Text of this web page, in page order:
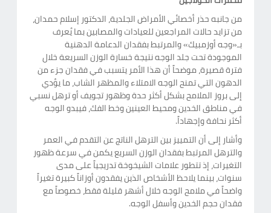
من جانبه حذر أخصائي الأمراض الجلدية، الدكتور إسلام حمدان،
من تزايد حالات المراجعين للعيادات والمصابين بما يُعرف
بـ«وجه أوزمبيك» والمرتبط بفقدان الدعامة الدهنية
الموجودة تحت جلد الوجه نتيجة خسارة الوزن السريعة خلال
فترة قصيرة، موضحاً أن هذا الأمر يتسبب في فقدان جزء من
الدهون التي تمنح الوجه الامتلاء والمظهر الشاب، ما يؤدي
إلى بروز الملامح بشكل أكثر حدة وظهور تجويف أو ترهل نسبي
في مناطق الخدين ومحيط العينين وخط الفك، فيبدو الوجه
أكثر نحافة وإجهاداً.
وأشار إلى أن التمييز بين الترهل الناتج عن التقدم في العمر
والترهل المرتبط بفقدان الوزن السريع يكمن في سرعة ظهور
التغيرات، إذ تتطور علامات الشيخوخة تدريجياً على مدى
سنوات، بينما يلاحظ الأشخاص الذين يفقدون أوزاناً كبيرة تغيراً
واضحاً في ملامح الوجه خلال أشهر قليلة فقط، خصوصاً مع
فقدان حجم الخدين وأسفل الوجه.